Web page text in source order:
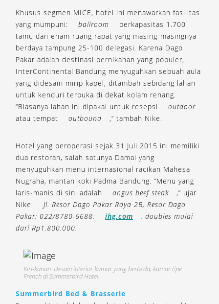
Khusus segmen MICE, hotel ini menawarkan fasilitas
yang mumpuni:
ballroom
berkapasitas 1.700
tamu dan enam ruang rapat yang masing-masingnya
berdaya tampung 25-100 delegasi. Karena Dago
Pakar adalah destinasi pernikahan yang populer,
InterContinental Bandung menyuguhkan sebuah aula
yang didesain mirip kapel, ditambah sebidang lahan
untuk kenduri terbuka di dekat kolam renang.
“Biasanya lahan ini dipakai untuk resepsi
outdoor
atau tempat
outbound ,” tambah Nike.
Hotel yang beroperasi sejak 31 Juli 2015 ini memiliki
dua restoran, salah satunya Damai yang
menyuguhkan menu internasional racikan Mahesa
Nugraha, mantan koki Padma Bandung. “Menu yang
laris-manis di sini adalah
angus beef steak
,” ujar
Nike.
Jl. Resor Dago Pakar Raya 2B, Resor Dago
Pakar; 022/8780-6688;
ihg.com
; doubles mulai
dari Rp1.800.000.
Kiri-kanan: Desain interior kamar yang berbeda; kamar tipe
French di Summerbird Hotel.
Summerbird Bed & Brasserie